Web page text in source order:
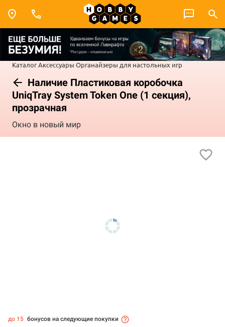
КаталогАксессуары Органайзеры для настольных игр
Наличие Пластиковая коробочка
UniqTray System Token One (1 секция),
прозрачная
Окно в новый мир
до 15 бонусов на следующие покупки